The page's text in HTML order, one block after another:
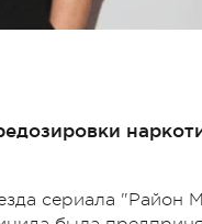
сериала "Район